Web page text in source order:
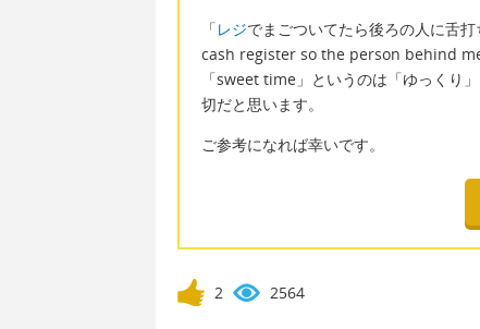
「レジでまごついてたら後ろの人に舌
cash register so the person behind
「sweet time」というのは「ゆっくり
切だと思います。
ご参考になれば幸いです。
2 2564